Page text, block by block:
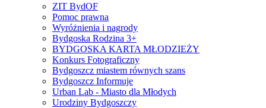
ZIT BydOF
Pomoc prawna
Wyróżnienia i nagrody
Bydgoska Rodzina 3+
BYDGOSKA KARTA MŁODZIEŻY
Konkurs Fotograficzny
Bydgoszcz miastem równych szans
Bydgoszcz Informuje
Urban Lab - Miasto dla Młodych
Urodziny Bydgoszczy